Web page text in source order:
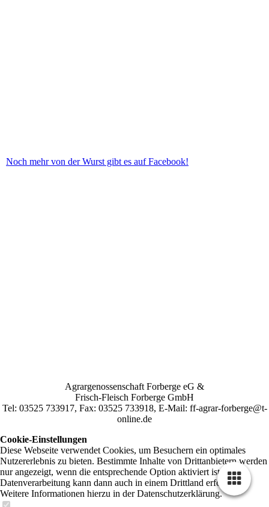
Noch mehr von der Wurst gibt es auf Facebook!
Agrargenossenschaft Forberge eG &
Frisch-Fleisch Forberge GmbH
Tel: 03525 733917, Fax: 03525 733918, E-Mail: ff-agrar-forberge@t-
online.de
Cookie-Einstellungen
Diese Webseite verwendet Cookies, um Besuchern ein optimales
Nutzererlebnis zu bieten. Bestimmte Inhalte von Drittanbietern werden
nur angezeigt, wenn die entsprechende Option aktiviert ist. Die
Datenverarbeitung kann dann auch in einem Drittland erfolgen.
Weitere Informationen hierzu in der Datenschutzerklärung.